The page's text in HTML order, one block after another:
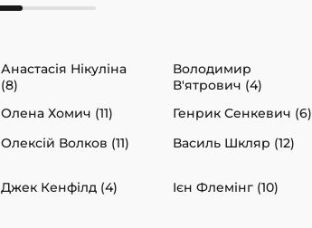
Анастасія Нікуліна
(8)
Володимир
В'ятрович (4)
Олена Хомич (11) Генрик Сенкевич (6)
Олексій Волков (11) Василь Шкляр (12)
Джек Кенфілд (4) Ієн Флемінг (10)